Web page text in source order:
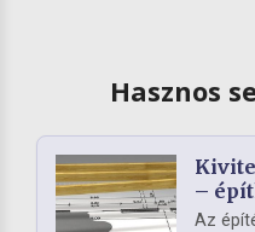
Hasznos
–
Az